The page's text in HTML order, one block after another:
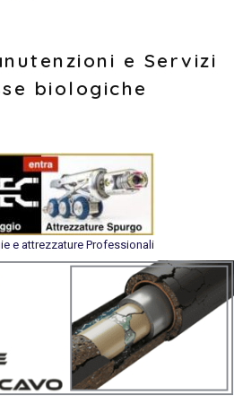
e Servizi
biologiche
e attrezzature Professionali